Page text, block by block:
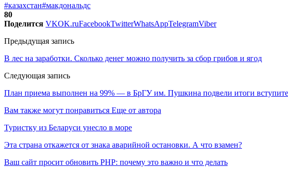
#казахстан#макдональдс
80
Поделится VKOK.ruFacebookTwitterWhatsAppTelegramViber
Предыдущая запись
В лес на заработки. Сколько денег можно получить за сбор грибов и ягод
Следующая запись
План приема выполнен на 99% — в БрГУ им. Пушкина подвели итоги
Вам также могут понравиться Еще от автора
Туристку из Беларуси унесло в море
Эта страна откажется от знака аварийной остановки. А что взамен?
Ваш сайт просит обновить PHP: почему это важно и что делать